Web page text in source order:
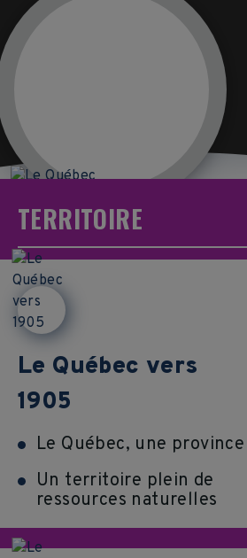
TERRITOIRE
Le Québec vers
1905
Le Québec, une province
Un territoire plein de
ressources naturelles